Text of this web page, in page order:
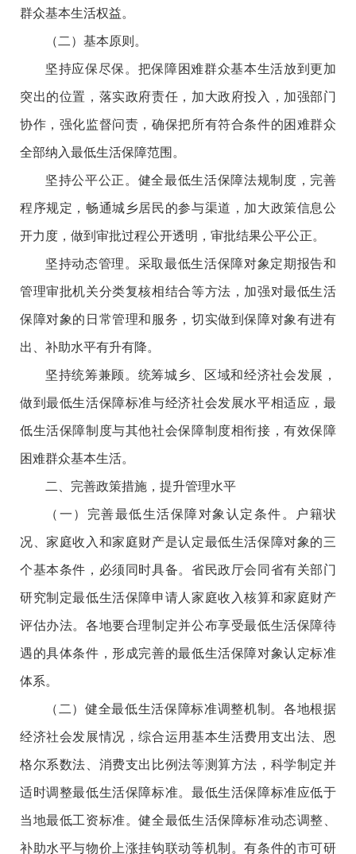
群众基本生活权益。
（二）基本原则。
坚持应保尽保。把保障困难群众基本生活放到更加
突出的位置，落实政府责任，加大政府投入，加强部门
协作，强化监督问责，确保把所有符合条件的困难群众
全部纳入最低生活保障范围。
坚持公平公正。健全最低生活保障法规制度，完善
程序规定，畅通城乡居民的参与渠道，加大政策信息公
开力度，做到审批过程公开透明，审批结果公平公正。
坚持动态管理。采取最低生活保障对象定期报告和
管理审批机关分类复核相结合等方法，加强对最低生活
保障对象的日常管理和服务，切实做到保障对象有进有
出、补助水平有升有降。
坚持统筹兼顾。统筹城乡、区域和经济社会发展，
做到最低生活保障标准与经济社会发展水平相适应，最
低生活保障制度与其他社会保障制度相衔接，有效保障
困难群众基本生活。
二、完善政策措施，提升管理水平
（一）完善最低生活保障对象认定条件。户籍状
况、家庭收入和家庭财产是认定最低生活保障对象的三
个基本条件，必须同时具备。省民政厅会同省有关部门
研究制定最低生活保障申请人家庭收入核算和家庭财产
评估办法。各地要合理制定并公布享受最低生活保障待
遇的具体条件，形成完善的最低生活保障对象认定标准
体系。
（二）健全最低生活保障标准调整机制。各地根据
经济社会发展情况，综合运用基本生活费用支出法、恩
格尔系数法、消费支出比例法等测算方法，科学制定并
适时调整最低生活保障标准。最低生活保障标准应低于
当地最低工资标准。健全最低生活保障标准动态调整、
补助水平与物价上涨挂钩联动等机制。有条件的市可研